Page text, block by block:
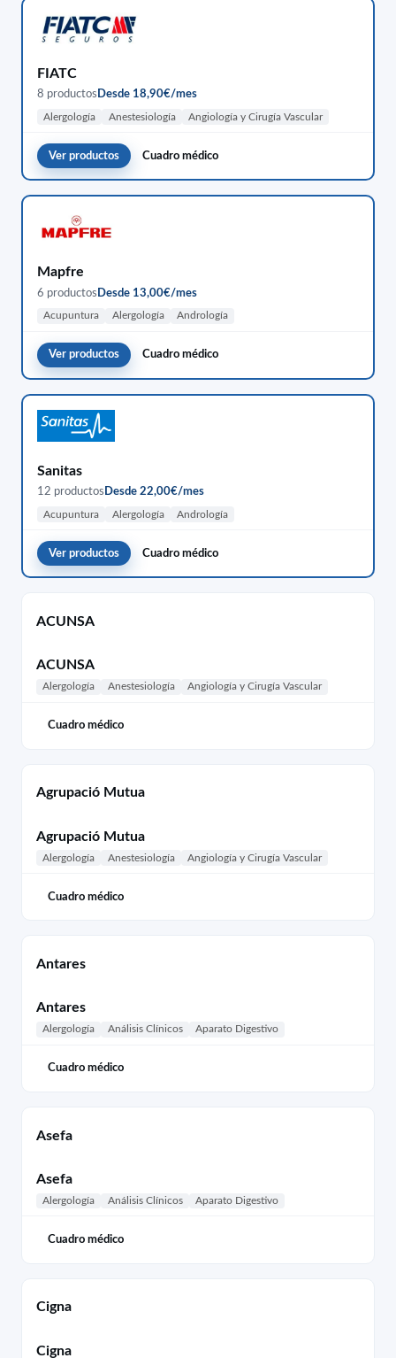
FIATC
8 productos Desde 18,90€/mes
Alergología Anestesiología Angiología y Cirugía Vascular
Ver productos Cuadro médico
Mapfre
6 productos Desde 13,00€/mes
Acupuntura Alergología Andrología
Ver productos Cuadro médico
Sanitas
12 productos Desde 22,00€/mes
Acupuntura Alergología Andrología
Ver productos Cuadro médico
ACUNSA
ACUNSA
Alergología Anestesiología Angiología y Cirugía Vascular
Cuadro médico
Agrupació Mutua
Agrupació Mutua
Alergología Anestesiología Angiología y Cirugía Vascular
Cuadro médico
Antares
Antares
Alergología Análisis Clínicos Aparato Digestivo
Cuadro médico
Asefa
Asefa
Alergología Análisis Clínicos Aparato Digestivo
Cuadro médico
Cigna
Cigna